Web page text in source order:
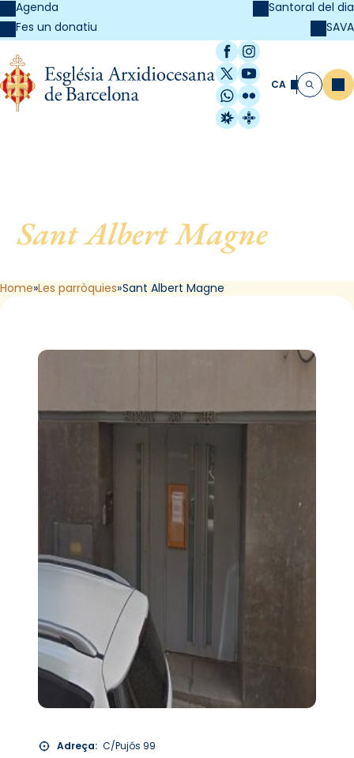
Agenda
Fes un donatiu
Santoral del dia
SAVA
Facebook
Instagram
X / Twitter
YouTube
WhatsApp
Flickr
Radio Estel
Catalunya
CA Cerca
Sant Albert Magne, de L
´Hospitalet de Llobregat
Home Les parròquies Sant Albert Magne
Adreça: C/Pujós 99